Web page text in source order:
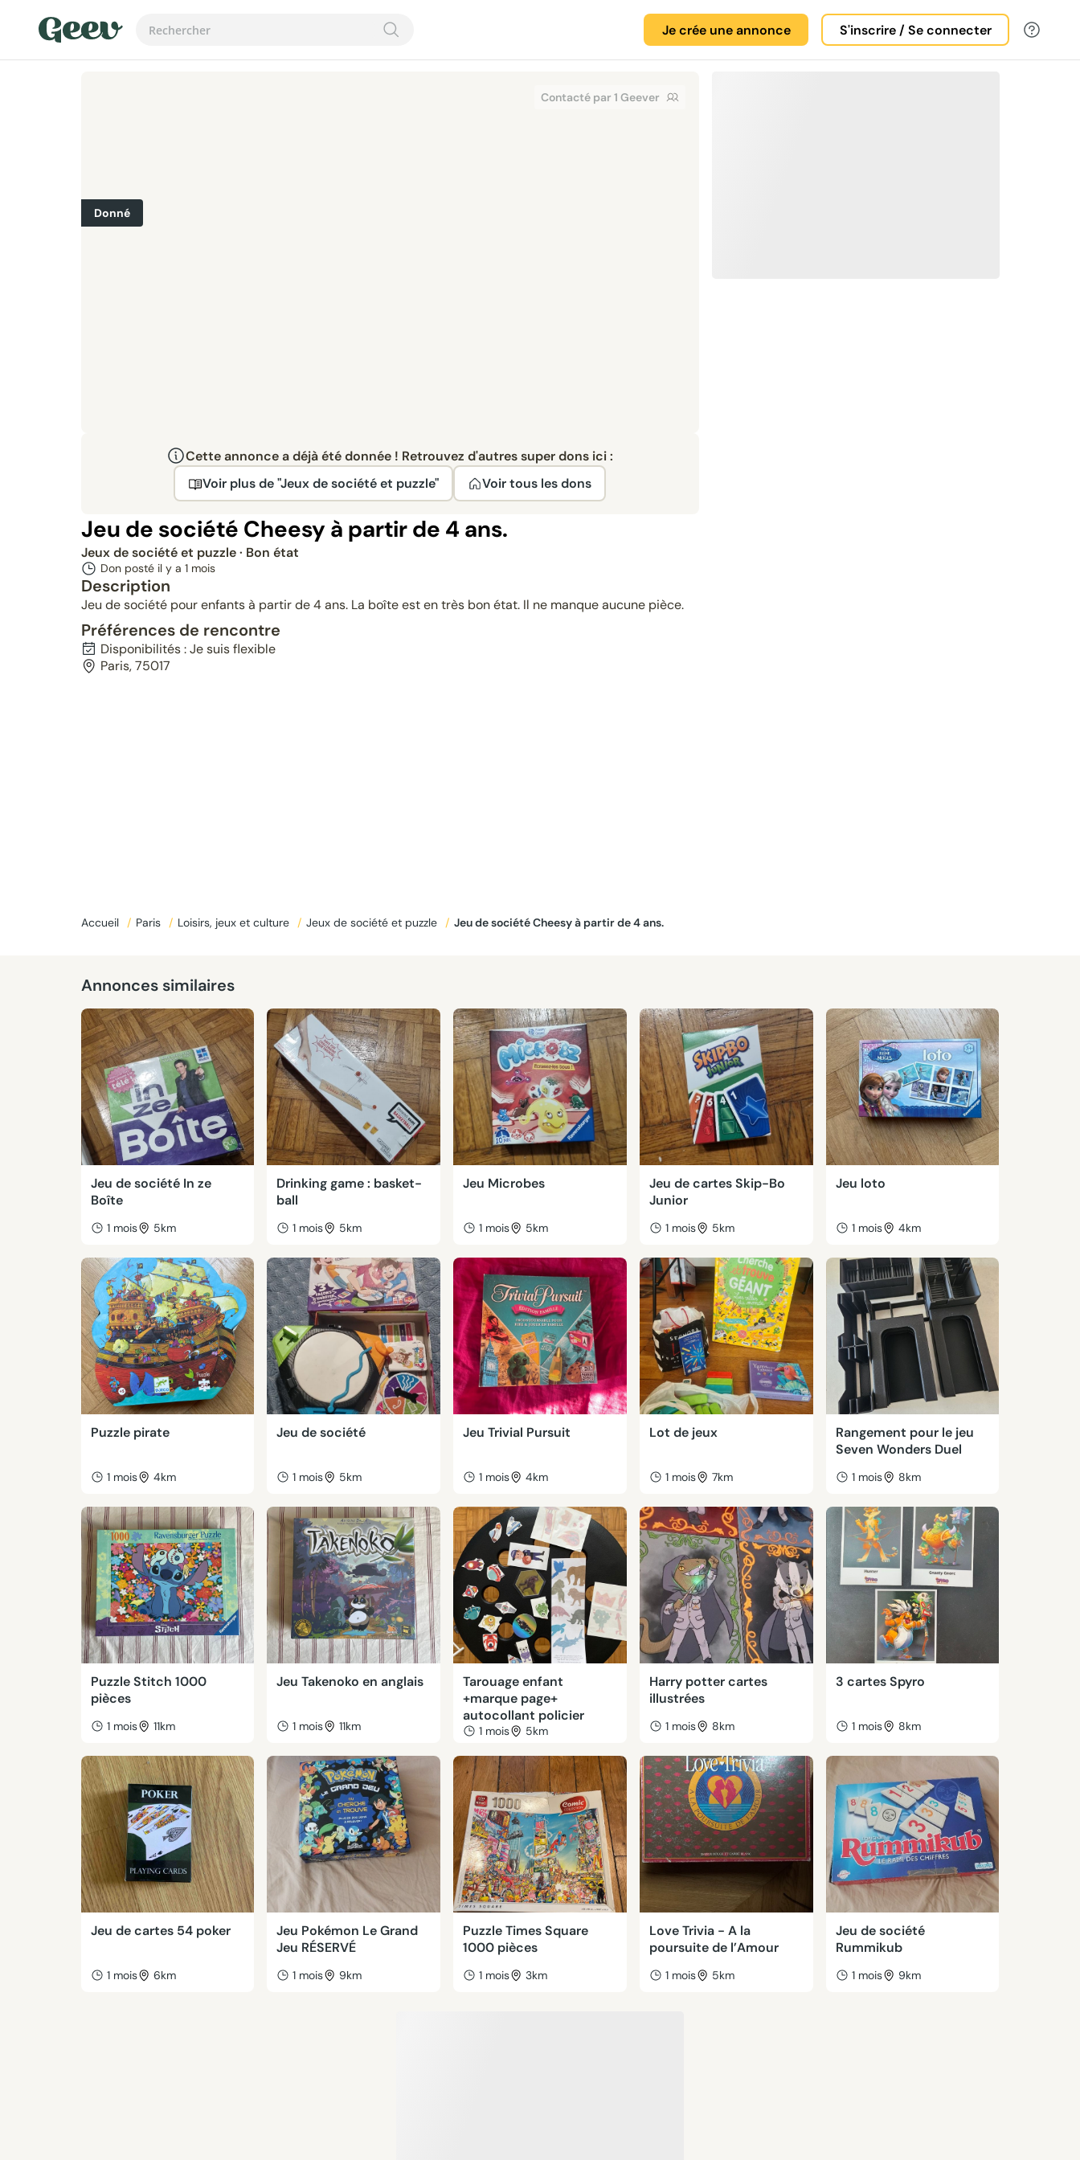
Je crée une annonce S'inscrire / Se connecter
Contacté par 1 Geever
Donné
Cette annonce a déjà été donnée ! Retrouvez d'autres super dons ici :
Voir plus de "Jeux de société et puzzle"
Voir tous les dons
Jeu de société Cheesy à partir de 4 ans.
Jeux de société et puzzle· Bon état
Don posté il y a 1 mois
Description
Jeu de société pour enfants à partir de 4 ans. La boîte est en très bon état. Il ne manque aucune pièce.
Préférences de rencontre
Disponibilités : Je suis flexible
Paris, 75017
Accueil / Paris / Loisirs, jeux et culture / Jeux de société et puzzle / Jeu de société Cheesy à partir de 4 ans.
Annonces similaires
Jeu de société In ze
Boîte
1 mois 5km
Drinking game : basket-
ball
1 mois 5km
Jeu Microbes
1 mois 5km
Jeu de cartes Skip-Bo
Junior
1 mois 5km
Jeu loto
1 mois 4km
Puzzle pirate
1 mois 4km
Jeu de société
1 mois 5km
Jeu Trivial Pursuit
1 mois 4km
Lot de jeux
1 mois 7km
Rangement pour le jeu
Seven Wonders Duel
1 mois 8km
Puzzle Stitch 1000
pièces
1 mois 11km
Jeu Takenoko en anglais
1 mois 11km
Tarouage enfant
+marque page+
autocollant policier
1 mois 5km
Harry potter cartes
illustrées
1 mois 8km
3 cartes Spyro
1 mois 8km
Jeu de cartes 54 poker
1 mois 6km
Jeu Pokémon Le Grand
Jeu RÉSERVÉ
1 mois 9km
Puzzle Times Square
1000 pièces
1 mois 3km
Love Trivia - A la
poursuite de l’Amour
1 mois 5km
Jeu de société
Rummikub
1 mois 9km